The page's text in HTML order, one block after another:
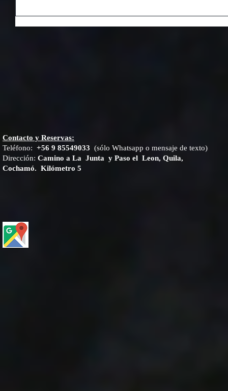
Contacto y Reservas:
Teléfono: +56 9 85549033 (sólo Whatsapp o mensaje de texto)
Dirección: Camino a La Junta y Paso el Leon, Quila,
Cochamó. Kilómetro 5